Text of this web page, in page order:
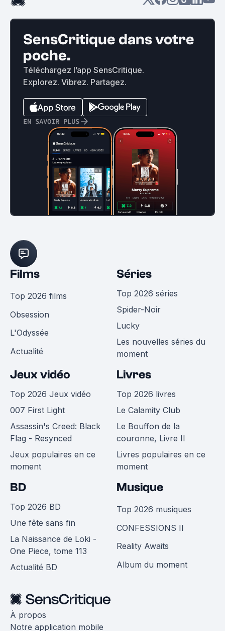
SensCritique dans votre
poche.
Téléchargez l’app SensCritique.
Explorez. Vibrez. Partagez.
EN SAVOIR PLUS
Films
Top 2026 films
Obsession
L'Odyssée
Actualité
Séries
Top 2026 séries
Spider-Noir
Lucky
Les nouvelles séries du
moment
Jeux vidéo
Top 2026 Jeux vidéo
007 First Light
Assassin's Creed: Black
Flag - Resynced
Jeux populaires en ce
moment
Livres
Top 2026 livres
Le Calamity Club
Le Bouffon de la
couronne, Livre II
Livres populaires en ce
moment
BD
Top 2026 BD
Une fête sans fin
La Naissance de Loki -
One Piece, tome 113
Actualité BD
Musique
Top 2026 musiques
CONFESSIONS II
Reality Awaits
Album du moment
À propos
Notre application mobile